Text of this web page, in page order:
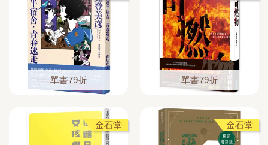
單書79折 單書79折
金石堂 金石堂